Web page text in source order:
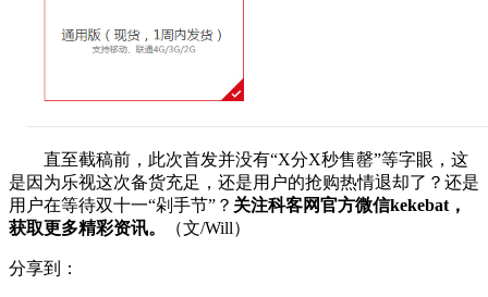
直至截稿前，此次首发并没有“X分X秒售罄”等字眼，这
是因为乐视这次备货充足，还是用户的抢购热情退却了？还是
用户在等待双十一“剁手节”？ 关注科客网官方微信kekebat，
获取更多精彩资讯。
（文/Will）
分享到：